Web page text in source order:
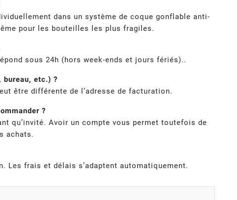
dans un système de coque gonflable anti-
pour les bouteilles les plus fragiles.
sous 24h (hors week-ends et jours fériés)..
etc.) ?
être différente de l’adresse de facturation.
?
qu’invité. Avoir un compte vous permet toutefois de
achats.
Les frais et délais s’adaptent automatiquement.